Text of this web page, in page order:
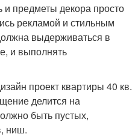
и предметы декора просто
рекламой и стильным
выдерживаться в
и выполнять
проект квартиры 40 кв.
делится на
быть пустых,
ниш.